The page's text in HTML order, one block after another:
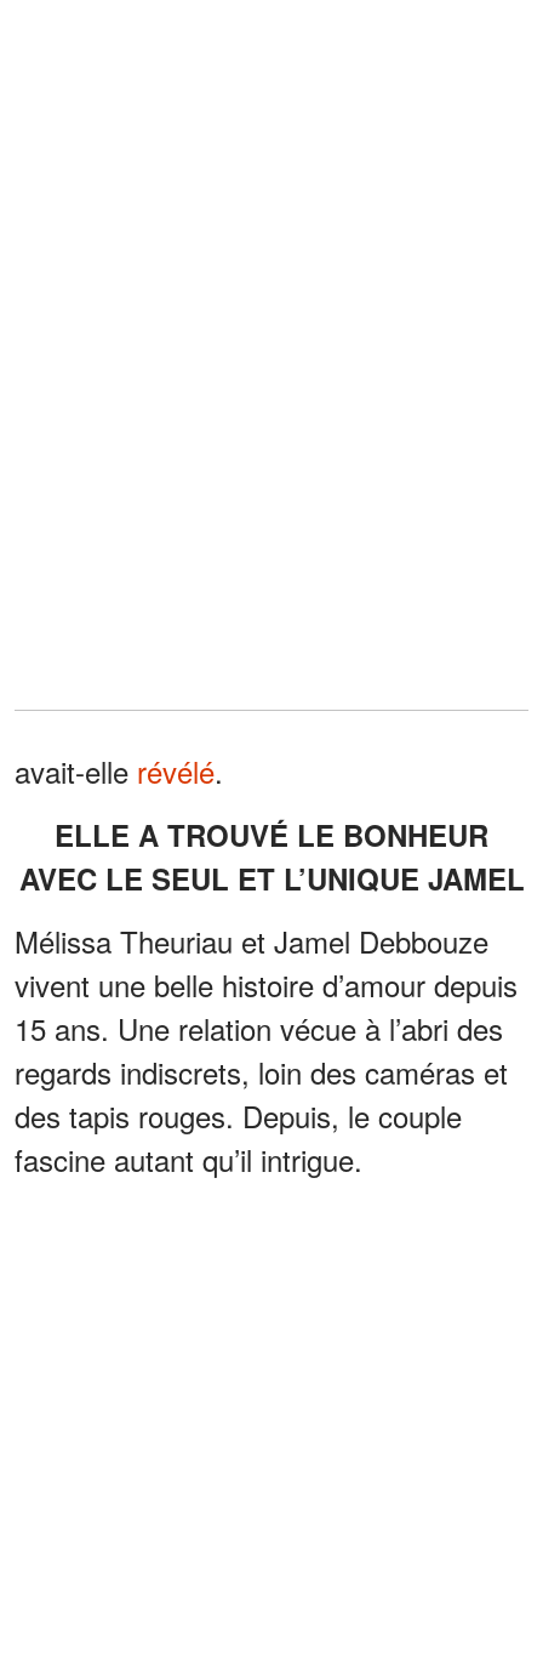
avait-elle révélé.
ELLE A TROUVÉ LE BONHEUR
AVEC LE SEUL ET L’UNIQUE JAMEL
Mélissa Theuriau et Jamel Debbouze
vivent une belle histoire d’amour depuis
15 ans. Une relation vécue à l’abri des
regards indiscrets, loin des caméras et
des tapis rouges. Depuis, le couple
fascine autant qu’il intrigue.